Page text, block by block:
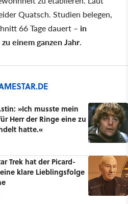
Quatsch. Studien belegen,
66 Tage dauert – in
einem ganzen Jahr.
»Ich musste mein
Herr der Ringe eine zu
hatte.«
Trek hat der Picard-
klare Lieblingsfolge